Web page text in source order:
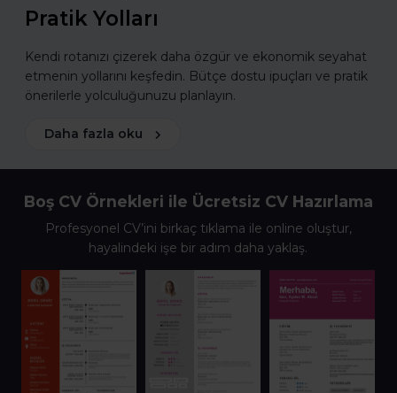
Pratik Yolları
Kendi rotanızı çizerek daha özgür ve ekonomik seyahat
etmenin yollarını keşfedin. Bütçe dostu ipuçları ve pratik
önerilerle yolculuğunuzu planlayın.
Daha fazla oku
Boş CV Örnekleri ile Ücretsiz CV Hazırlama
Profesyonel CV’ini birkaç tıklama ile online oluştur,
hayalindeki işe bir adım daha yaklaş.